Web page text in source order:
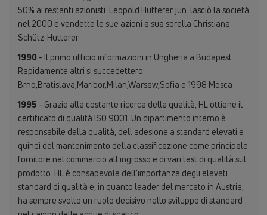
50% ai restanti azionisti. Leopold Hutterer jun. lasciò la società
nel 2000 e vendette le sue azioni a sua sorella Christiana
Schütz-Hutterer.
1990 - Il primo ufficio informazioni in Ungheria a Budapest.
Rapidamente altri si succedettero:
Brno,Bratislava,Maribor,Milan,Warsaw,Sofia e 1998 Mosca .
1995 - Grazie alla costante ricerca della qualità, HL ottiene il
certificato di qualità ISO 9001. Un dipartimento interno è
responsabile della qualità, dell'adesione a standard elevati e
quindi del mantenimento della classificazione come principale
fornitore nel commercio all'ingrosso e di vari test di qualità sul
prodotto. HL è consapevole dell'importanza degli elevati
standard di qualità e, in quanto leader del mercato in Austria,
ha sempre svolto un ruolo decisivo nello sviluppo di standard